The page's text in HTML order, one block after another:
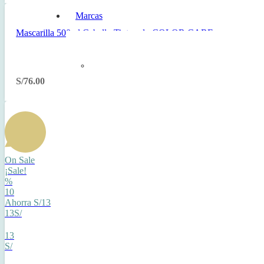
Marcas
Mascarilla 500ml Cabello Tinturado COLOR CARE
S/76.00
On Sale
¡Sale!
%
10
Ahorra S/13
13S/
13
S/